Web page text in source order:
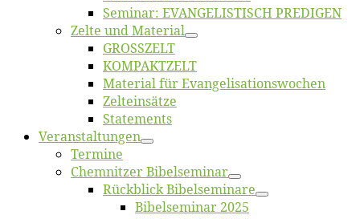
Se­mi­nar: EVANGELISTISCH PREDIGEN
Zel­te und Material
GROSSZELT
KOMPAKTZELT
Ma­te­ri­al für Evangelisationswochen
Zelt­ein­sät­ze
State­ments
Ver­an­stal­tun­gen
Ter­mi­ne
Chemnit­zer Bibelseminar
Rück­blick Bibelseminare
Bi­bel­se­mi­nar 2025